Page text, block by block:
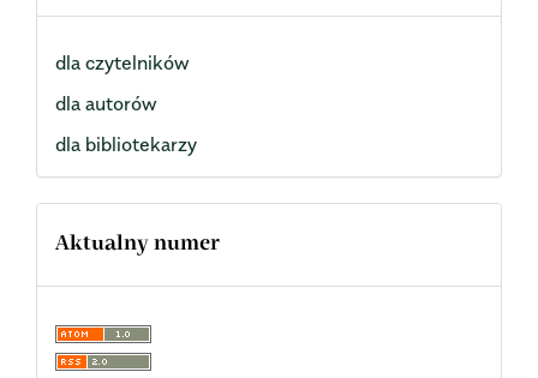
dla czytelników
dla autorów
dla bibliotekarzy
Aktualny numer